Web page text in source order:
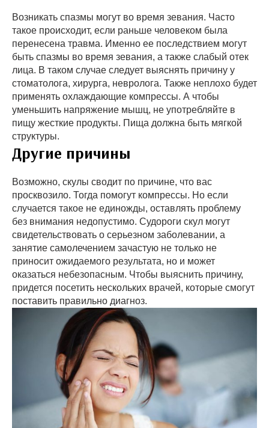
Возникать спазмы могут во время зевания. Часто
такое происходит, если раньше человеком была
перенесена травма. Именно ее последствием могут
быть спазмы во время зевания, а также слабый отек
лица. В таком случае следует выяснять причину у
стоматолога, хирурга, невролога. Также неплохо будет
применять охлаждающие компрессы. А чтобы
уменьшить напряжение мышц, не употребляйте в
пищу жесткие продукты. Пища должна быть мягкой
структуры.
Другие причины
Возможно, скулы сводит по причине, что вас
просквозило. Тогда помогут компрессы. Но если
случается такое не единожды, оставлять проблему
без внимания недопустимо. Судороги скул могут
свидетельствовать о серьезном заболевании, а
занятие самолечением зачастую не только не
приносит ожидаемого результата, но и может
оказаться небезопасным. Чтобы выяснить причину,
придется посетить нескольких врачей, которые смогут
поставить правильно диагноз.